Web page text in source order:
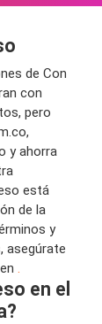
de Con
con
pero
y ahorra
está
de la
y
asegúrate
.
en el